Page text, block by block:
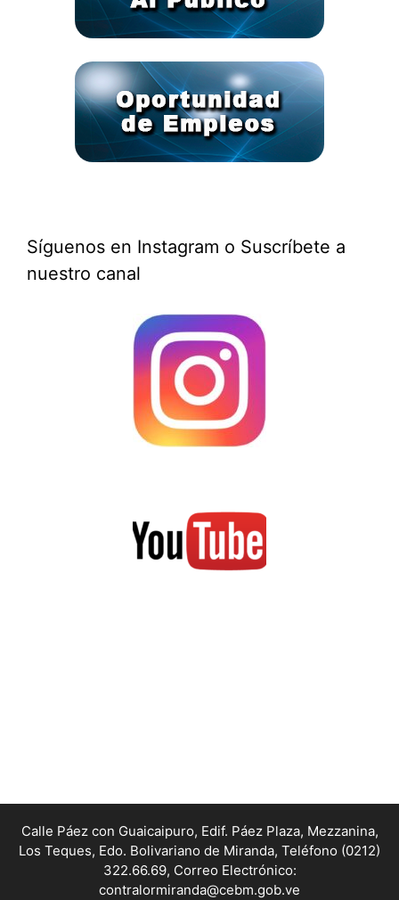
Síguenos en Instagram o Suscríbete a
nuestro canal
Calle Páez con Guaicaipuro, Edif. Páez Plaza, Mezzanina,
Los Teques, Edo. Bolivariano de Miranda, Teléfono (0212)
322.66.69, Correo Electrónico:
contralormiranda@cebm.gob.ve